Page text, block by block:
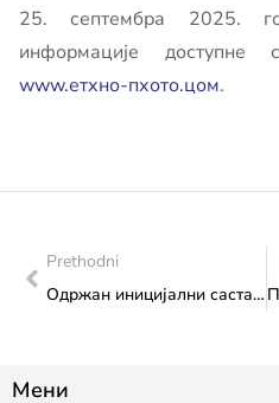
25. септембра 2025.
информације
www.етхно-пхото.цом.
Prethodni
Одржан иницијални састанак о учешћу Босне и Херцеговине на изложби „Еxпо 2027.“ у Београду
Мени